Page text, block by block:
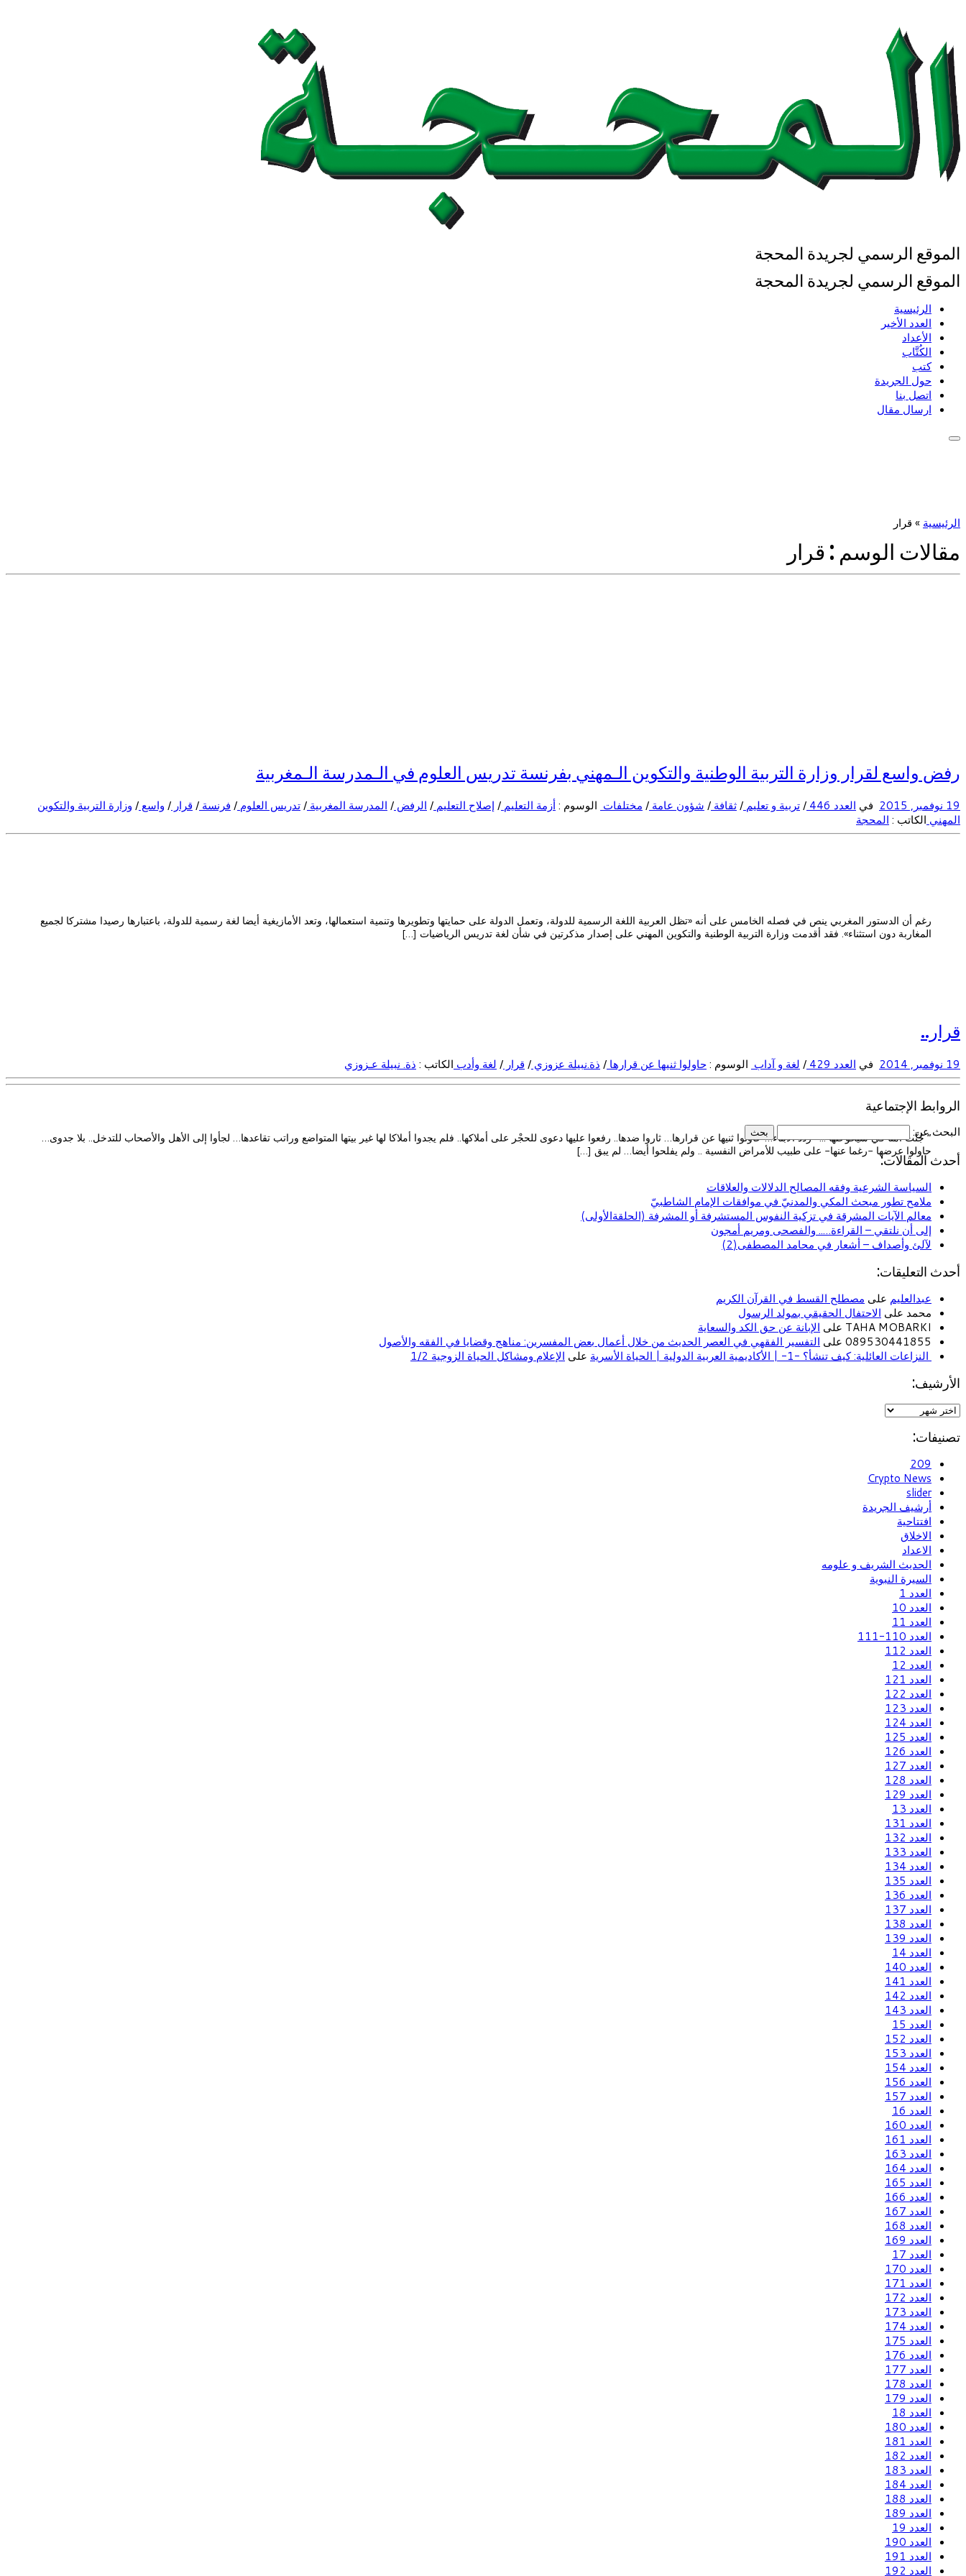
الموقع الرسمي لجريدة المحجة
الموقع الرسمي لجريدة المحجة
الرئيسية
العدد الأخير
الأعداد
الكُتَّاب
كتب
حول الجريدة
اتصل بنا
ارسال مقال
الرئيسية » قرار
مقالات الوسم : قرار
رغم أن الدستور المغربي ينص في فصله الخامس على أنه «تظل العربية اللغة الرسمية للدولة، وتعمل الدولة على حمايتها وتطويرها وتنمية استعمالها، وتعد الأمازيغية أيضا لغة رسمية للدولة، باعتبارها رصيدا مشتركا لجميع
المغاربة دون استثناء». فقد أقدمت وزارة التربية الوطنية والتكوين المهني على إصدار مذكرتين في شأن لغة تدريس الرياضيات […]
رفض واسع لقرار وزارة التربية الوطنية والتكوين الـمهني بفرنسة تدريس العلوم في الـمدرسة الـمغربية
19 نوفمبر, 2015 في العدد 446 /تربية و تعليم /ثقافة / شؤون عامة / مختلفات الوسوم :أزمة التعليم / إصلاح التعليم / الرفض / المدرسة المغربية /تدريس العلوم / فرنسة / قرار / واسع / وزارة التربية والتكوين
المهني الكاتب : المحجة
” جُنَّت أُمُّنا في شيخوختها ..!” ردد الأبناء… حاولوا ثنيها عن قرارها… ثاروا ضدها.. رفعوا عليها دعوى للحجْر على أملاكها.. فلم يجدوا أملاكا لها غير بيتها المتواضع وراتب تقاعدها… لجأوا إلى الأهل والأصحاب للتدخل.. بلا جدوى…
حاولوا عرضها -رغما عنها- على طبيب للأمراض النفسية .. ولم يفلحوا أيضا… لم يبق […]
قرار..
19 نوفمبر, 2014 في العدد 429 / لغة و آداب الوسوم :حاولوا ثنيها عن قرارها / ذة.نبيلة عزوزي / قرار / لغة وأدب الكاتب : ذة. نبيلة عـزوزي
الروابط الإجتماعية
البحث عن:
أحدث المقالات:
السياسة الشرعية وفقه المصالح الدلالات والعلاقات
ملامح تطور مبحث المكي والمدنيّ في موافقات الإمام الشاطبيّ
معالم الآيات المشرقة في تزكية النفوس المستشرفة أو المشرفة (الحلقةالأولى)
إلى أن نلتقي – القراءة….. والفصحى ومريم أمجون
لآلئ وأصداف – أشعار في محامد المصطفى(2)
أحدث التعليقات:
عبدالعليم على مصطلح القسط في القرآن الكريم
محمد على الاحتفال الحقيقي بمولد الرسول
TAHA MOBARKI على
الإبانة عن حق الكد والسعاية
089530441855 على
التفسير الفقهي في العصر الحديث من خلال أعمال بعض المفسرين: مناهج وقضايا في الفقه والأصول
النزاعات العائلية: كيف تنشأ؟ -1- | الأكاديمية العربية الدولية | الحياة الأسرية
على الإعلام ومشاكل الحياة الزوجية 1/2
الأرشيف:
تصنيفات:
209
Crypto News
slider
أرشيف الجريدة
افتتاحية
الاخلاق
الاعداد
الحديث الشريف و علومه
السيرة النبوية
العدد 1
العدد 10
العدد 11
العدد 110-111
العدد 112
العدد 12
العدد 121
العدد 122
العدد 123
العدد 124
العدد 125
العدد 126
العدد 127
العدد 128
العدد 129
العدد 13
العدد 131
العدد 132
العدد 133
العدد 134
العدد 135
العدد 136
العدد 137
العدد 138
العدد 139
العدد 14
العدد 140
العدد 141
العدد 142
العدد 143
العدد 15
العدد 152
العدد 153
العدد 154
العدد 156
العدد 157
العدد 16
العدد 160
العدد 161
العدد 163
العدد 164
العدد 165
العدد 166
العدد 167
العدد 168
العدد 169
العدد 17
العدد 170
العدد 171
العدد 172
العدد 173
العدد 174
العدد 175
العدد 176
العدد 177
العدد 178
العدد 179
العدد 18
العدد 180
العدد 181
العدد 182
العدد 183
العدد 184
العدد 188
العدد 189
العدد 19
العدد 190
العدد 191
العدد 192